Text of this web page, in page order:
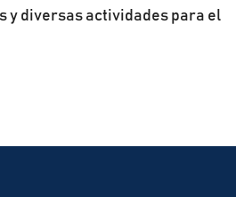
y diversas actividades para el